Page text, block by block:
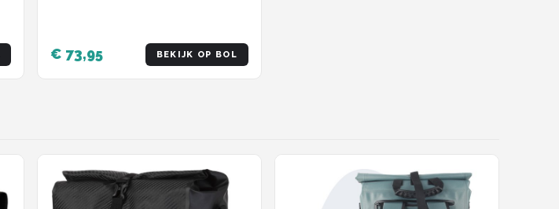
€ 73,95 BEKIJK OP BOL